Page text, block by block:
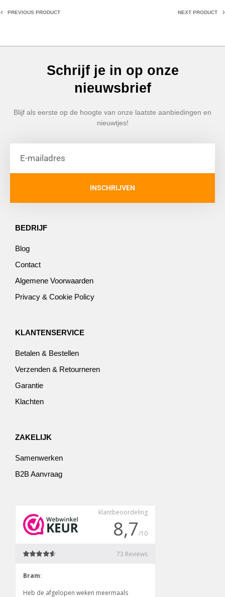
PREVIOUS PRODUCT NEXT PRODUCT
Schrijf je in op onze
nieuwsbrief
Blijf als eerste op de hoogte van onze laatste aanbiedingen en
nieuwtjes!
INSCHRIJVEN
BEDRIJF
Blog
Contact
Algemene Voorwaarden
Privacy & Cookie Policy
KLANTENSERVICE
Betalen & Bestellen
Verzenden & Retourneren
Garantie
Klachten
ZAKELIJK
Samenwerken
B2B Aanvraag